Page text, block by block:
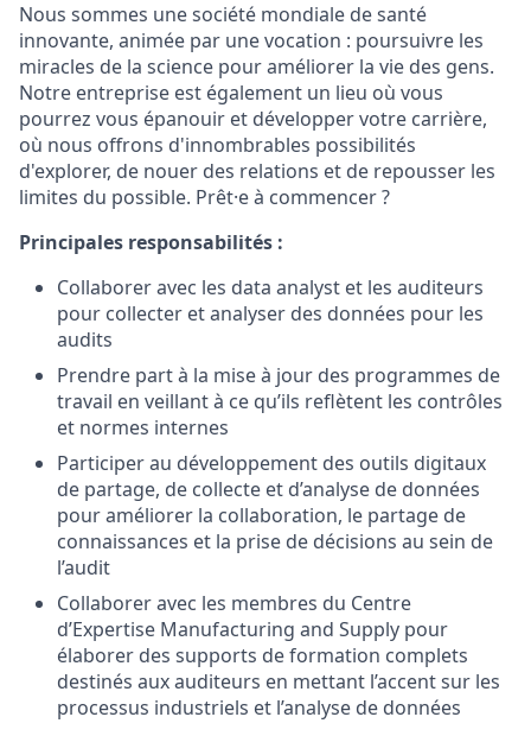
Nous sommes une société mondiale de santé
innovante, animée par une vocation : poursuivre les
miracles de la science pour améliorer la vie des gens.
Notre entreprise est également un lieu où vous
pourrez vous épanouir et développer votre carrière,
où nous offrons d'innombrables possibilités
d'explorer, de nouer des relations et de repousser les
limites du possible. Prêt·e à commencer ?
Principales responsabilités :
Collaborer avec les data analyst et les auditeurs
pour collecter et analyser des données pour les
audits
Prendre part à la mise à jour des programmes de
travail en veillant à ce qu’ils reflètent les contrôles
et normes internes
Participer au développement des outils digitaux
de partage, de collecte et d’analyse de données
pour améliorer la collaboration, le partage de
connaissances et la prise de décisions au sein de
l’audit
Collaborer avec les membres du Centre
d’Expertise Manufacturing and Supply pour
élaborer des supports de formation complets
destinés aux auditeurs en mettant l’accent sur les
processus industriels et l’analyse de données